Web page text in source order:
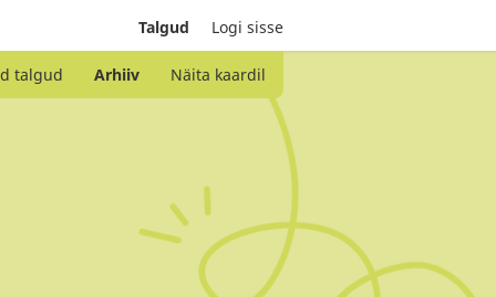
Talgud Logi sisse
talgud Arhiiv Näita kaardil